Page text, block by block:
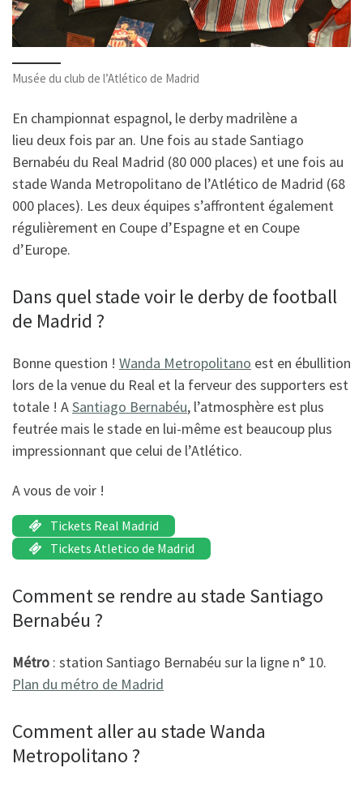
Musée du club de l’Atlético de Madrid
En championnat espagnol, le derby madrilène a
lieu deux fois par an. Une fois au stade Santiago
Bernabéu du Real Madrid (80 000 places) et une fois au
stade Wanda Metropolitano de l’Atlético de Madrid (68
000 places). Les deux équipes s’affrontent également
régulièrement en Coupe d’Espagne et en Coupe
d’Europe.
Dans quel stade voir le derby de football
de Madrid ?
Bonne question ! Wanda Metropolitano est en ébullition
lors de la venue du Real et la ferveur des supporters est
totale ! ASantiago Bernabéu, l’atmosphère est plus
feutrée mais le stade en lui-même est beaucoup plus
impressionnant que celui de l’Atlético.
A vous de voir !
Tickets Real Madrid
Tickets Atletico de Madrid
Comment se rendre au stade Santiago
Bernabéu ?
Métro : station Santiago Bernabéu sur la ligne n° 10.
Plan du métro de Madrid
Comment aller au stade Wanda
Metropolitano ?